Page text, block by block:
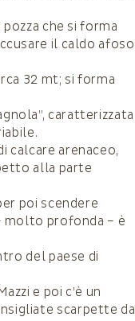
che si forma
il caldo afoso
32 mt; si forma
caratterizzata
calcare arenaceo,
alla parte
poi scendere
molto profonda – è
del paese di
e poi c’è un
scarpette da